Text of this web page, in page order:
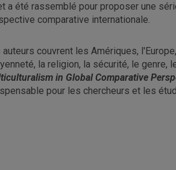
a été rassemblé pour proposer une
comparative internationale.
auteurs couvrent les Amériques,
la religion, la sécurité, le genre,
in Global Comparative
pour les chercheurs et les